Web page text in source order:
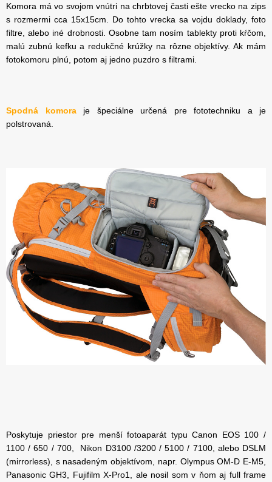
Komora má vo svojom vnútri na chrbtovej časti ešte vrecko na zips
s rozmermi cca 15x15cm. Do tohto vrecka sa vojdu doklady, foto
filtre, alebo iné drobnosti. Osobne tam nosím tablekty proti kŕčom,
malú zubnú kefku a redukčné krúžky na rôzne objektívy. Ak mám
fotokomoru plnú, potom aj jedno puzdro s filtrami.
Spodná komoraje špeciálne určená pre fototechniku a je
polstrovaná.
Poskytuje priestor pre menší fotoaparát typu Canon EOS 100 /
1100 / 650 / 700, Nikon D3100 /3200 / 5100 / 7100, alebo DSLM
(mirrorless), s nasadeným objektívom, napr. Olympus OM-D E-M5,
Panasonic GH3, Fujifilm X-Pro1, ale nosil som v ňom aj full frame